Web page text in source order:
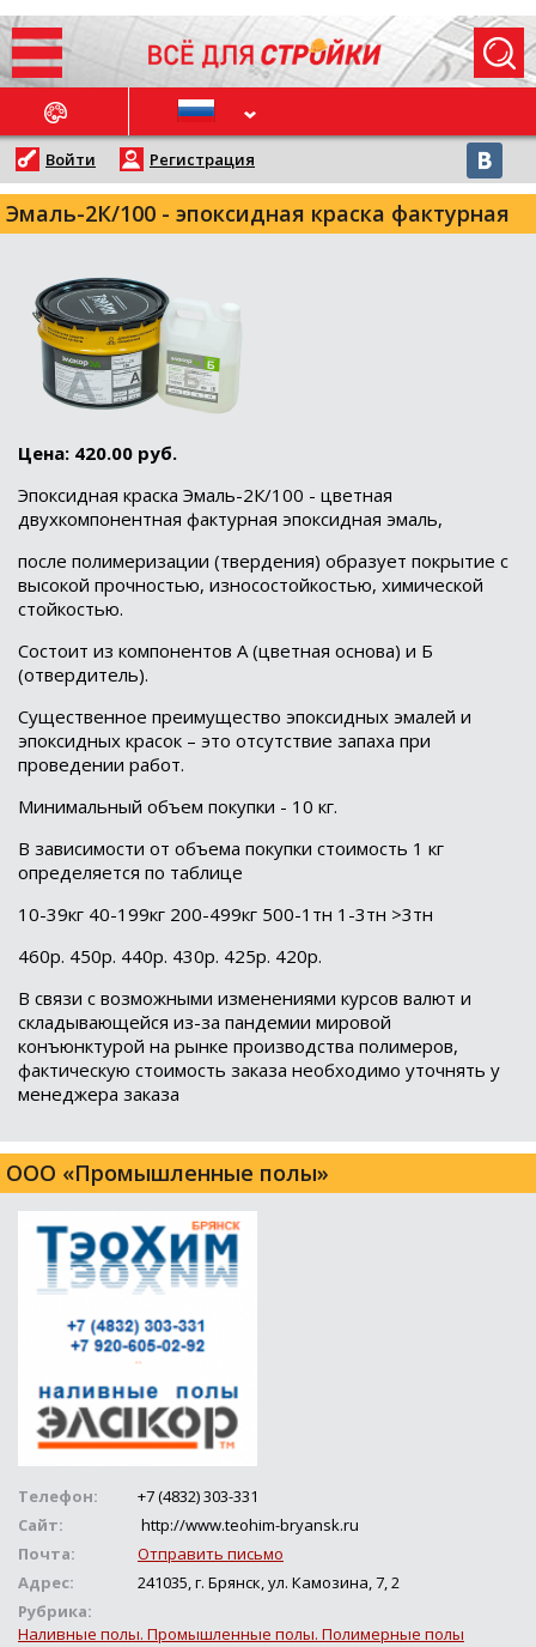
НОВОСТИ
Войти Регистрация
Эмаль-2К/100 - эпоксидная краска фактурная
Цена: 420.00 руб.
Эпоксидная краска Эмаль-2К/100 - цветная
двухкомпонентная фактурная эпоксидная эмаль,
после полимеризации (твердения) образует покрытие с
высокой прочностью, износостойкостью, химической
стойкостью.
Состоит из компонентов А (цветная основа) и Б
(отвердитель).
Существенное преимущество эпоксидных эмалей и
эпоксидных красок – это отсутствие запаха при
проведении работ.
Минимальный объем покупки - 10 кг.
В зависимости от объема покупки стоимость 1 кг
определяется по таблице
10-39кг 40-199кг 200-499кг 500-1тн 1-3тн >3тн
460р. 450р. 440р. 430р. 425р. 420р.
В связи с возможными изменениями курсов валют и
складывающейся из-за пандемии мировой
конъюнктурой на рынке производства полимеров,
фактическую стоимость заказа необходимо уточнять у
менеджера заказа
ООО «Промышленные полы»
Телефон:
+7 (4832) 303-331
Сайт:
http://www.teohim-bryansk.ru
Почта:
Отправить письмо
Адрес:
241035, г. Брянск, ул. Камозина, 7, 2
Рубрика:
Наливные полы. Промышленные полы. Полимерные полы